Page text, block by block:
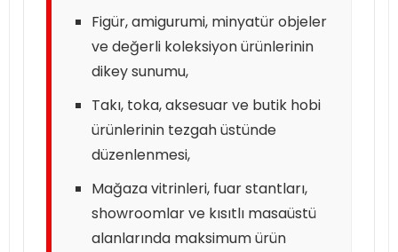
Figür, amigurumi, minyatür objeler
ve değerli koleksiyon ürünlerinin
dikey sunumu,
Takı, toka, aksesuar ve butik hobi
ürünlerinin tezgah üstünde
düzenlenmesi,
Mağaza vitrinleri, fuar stantları,
showroomlar ve kısıtlı masaüstü
alanlarında maksimum ürün